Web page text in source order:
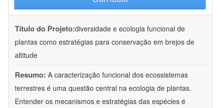
Título do Projeto:diversidade e ecologia funcional de
plantas como estratégias para conservação em brejos de
altitude
Resumo: A caracterização funcional dos ecossistemas
terrestres é uma questão central na ecologia de plantas.
Entender os mecanismos e estratégias das espécies é